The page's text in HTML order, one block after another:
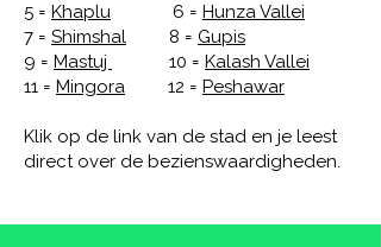
5 = Khaplu 6 = Hunza Vallei
7 = Shimshal 8 = Gupis
9 = Mastuj 10 = Kalash Vallei
11 = Mingora 12 = Peshawar
Klik op de link van de stad en je leest
direct over de bezienswaardigheden.